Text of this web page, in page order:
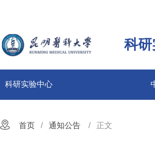
科
科研实验中心
首页 通知公告 正文